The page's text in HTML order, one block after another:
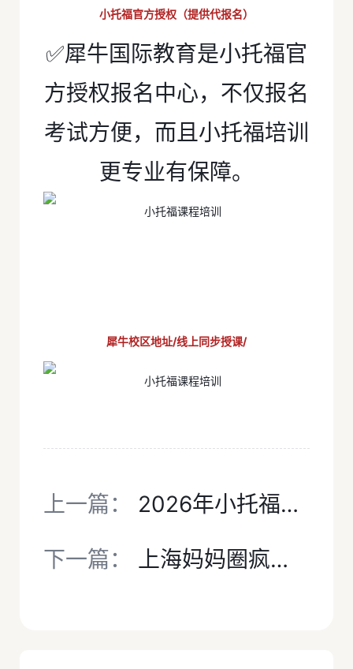
小托福官方授权（提供代报名）
✅犀牛国际教育是小托福官
方授权报名中心，不仅报名
考试方便，而且小托福培训
更专业有保障。
犀牛校区地址/线上同步授课/
上一篇： 2026年小托福报名指南：考试用途、备考策略、线下校区都在这里！
下一篇： 上海妈妈圈疯传：小托福成绩成“硬通货”！犀牛小托福考试培训带你高效上岸